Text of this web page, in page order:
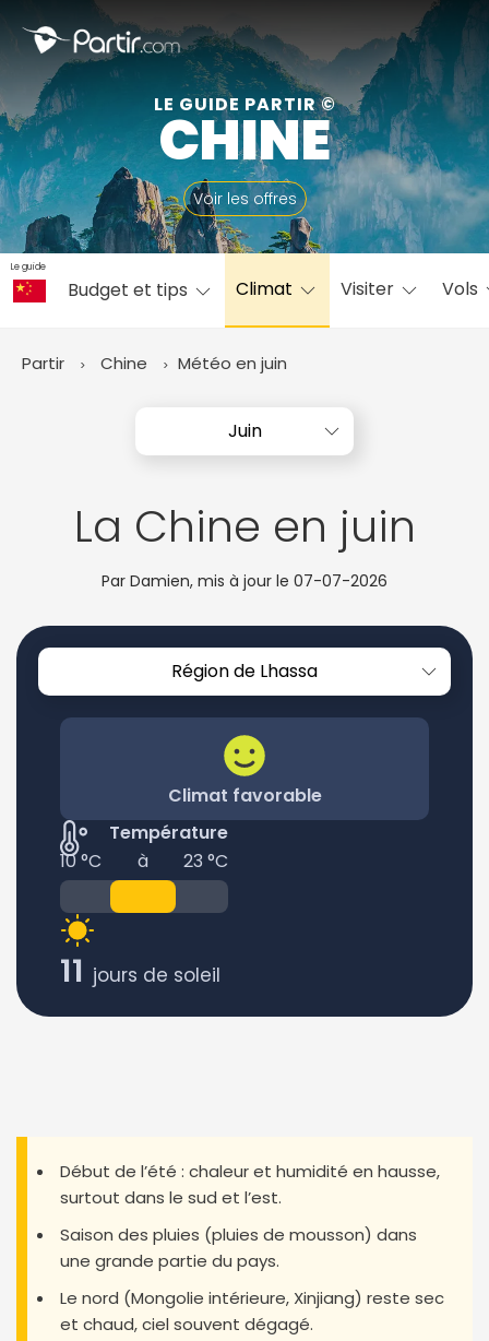
LE GUIDE PARTIR ©
CHINE
Voir les offres
Le guide
Budget et tips Climat Visiter Vols
Partir Chine Météo en juin
Juin
La Chine en juin
Par Damien, mis à jour le 07-07-2026
Région de Lhassa
Climat favorable
Température
10 °C
à 23 °C
11 jours de soleil
Début de l’été : chaleur et humidité en hausse,
surtout dans le sud et l’est.
Saison des pluies (pluies de mousson) dans
une grande partie du pays.
Le nord (Mongolie intérieure, Xinjiang) reste sec
et chaud, ciel souvent dégagé.
Fermer
📍 Destinations populaires
☀️ Où partir par mois
Mars Avril
Juillet
Août Septembre